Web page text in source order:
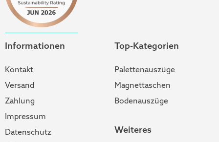
Informationen
Kontakt
Versand
Zahlung
Impressum
Datenschutz
Top-Kategorien
Palettenauszüge
Magnettaschen
Bodenauszüge
Weiteres